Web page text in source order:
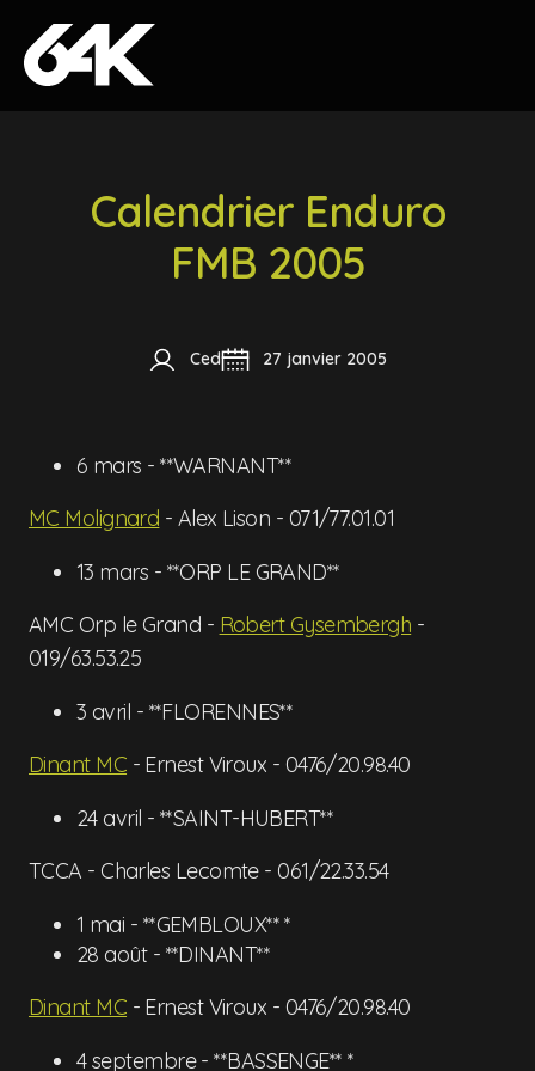
Skip to content
Calendrier Enduro
FMB 2005
Ced 27 janvier 2005
6 mars - **WARNANT**
MC Molignard - Alex Lison - 071/77.01.01
13 mars - **ORP LE GRAND**
AMC Orp le Grand - Robert Gysembergh -
019/63.53.25
3 avril - **FLORENNES**
Dinant MC - Ernest Viroux - 0476/20.98.40
24 avril - **SAINT-HUBERT**
TCCA - Charles Lecomte - 061/22.33.54
1 mai - **GEMBLOUX** *
28 août - **DINANT**
Dinant MC - Ernest Viroux - 0476/20.98.40
4 septembre - **BASSENGE** *